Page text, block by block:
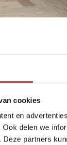
cookies
en
delen we
partners